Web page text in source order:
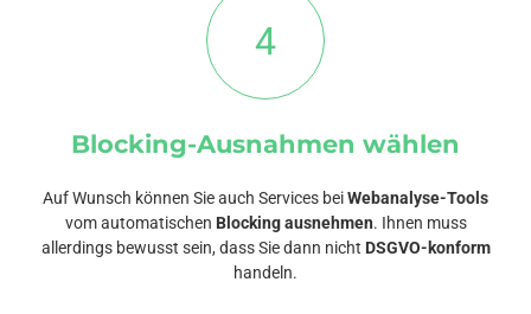
4
Blocking-Ausnahmen wählen
Auf Wunsch können Sie auch Services beiWebanalyse-Tools
vom automatischen Blocking ausnehmen. Ihnen muss
allerdings bewusst sein, dass Sie dann nicht DSGVO-konform
handeln.